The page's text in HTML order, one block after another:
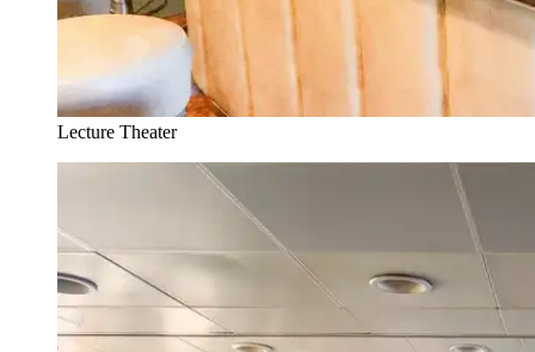
Lecture Theater